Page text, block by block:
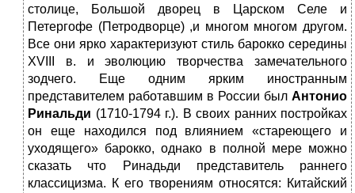
столице, Большой дворец в Царском Селе и
Петергофе (Петродворце) ,и многом многом другом.
Все они ярко характеризуют стиль барокко середины
XVIII в. и эволюцию творчества замечательного
зодчего. Еще одним ярким иностранным
представителем работавшим в России был Антонио
Ринальди (1710-1794 г.). В своих ранних постройках
он еще находился под влиянием «стареющего и
уходящего» барокко, однако в полной мере можно
сказать что Ринадьди представитель раннего
классицизма. К его творениям относятся: Китайский